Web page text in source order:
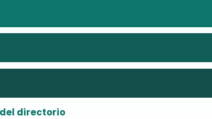
directorio